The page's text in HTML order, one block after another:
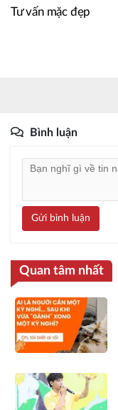
Tư vấn mặc đẹp
Bình luận
Gửi bình luận
Quan tâm nhất